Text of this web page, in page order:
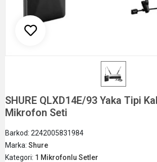
SHURE QLXD14E/93 Yaka Tipi
Mikrofon Seti
Barkod: 2242005831984
Marka: Shure
Kategori: 1 Mikrofonlu Setler